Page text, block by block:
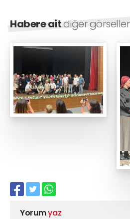
Habere aitdiğer görseller
Yorumyaz